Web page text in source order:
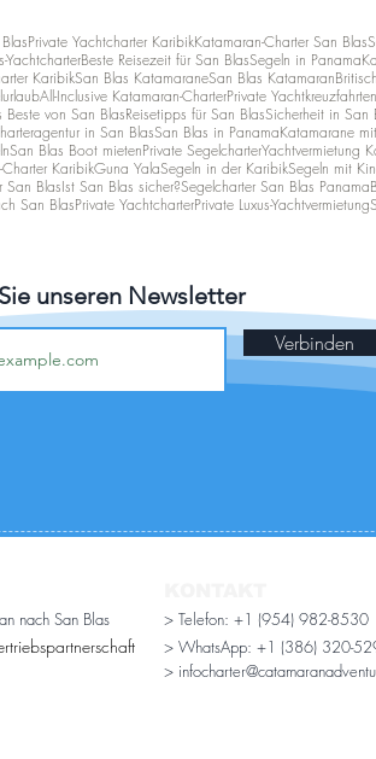
Private Yachtcharter KaribikKatamaran-Charter San Blas
YachtcharterBeste Reisezeit für San BlasSegeln in Panama
KaribikSan Blas KatamaraneSan Blas Katamaran
All-Inclusive Katamaran-CharterPrivate Yachtkreuzfahrten
Beste von San BlasReisetipps für San BlasSicherheit in San
in San BlasSan Blas in PanamaKatamarane
San Blas Boot mietenPrivate SegelcharterYachtvermietung
Charter KaribikGuna YalaSegeln in der KaribikSegeln mit
San BlasIst San Blas sicher?Segelcharter San Blas Panama
San BlasPrivate YachtcharterPrivate Luxus-Yachtvermietung
unseren Newsletter
Verbinden
nach San Blas
> Telefon: +1 (954) 982-8530
> WhatsApp: +1 (386) 320-
>